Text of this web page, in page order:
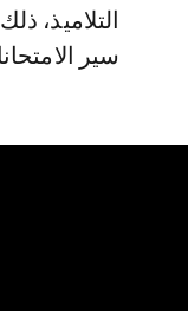
التلاميذ،
سير